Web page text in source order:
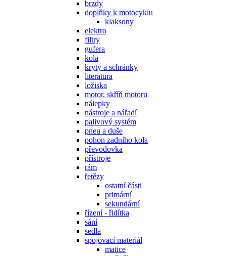
brzdy
doplňky k motocyklu
klaksony
elektro
filtry
gufera
kola
kryty a schránky
literatura
ložiska
motor, skříň motoru
nálepky
nástroje a nářadí
palivový systém
pneu a duše
pohon zadního kola
převodovka
přístroje
rám
řetězy
ostatní části
primární
sekundární
řízení - řidítka
sání
sedla
spojovací materiál
matice